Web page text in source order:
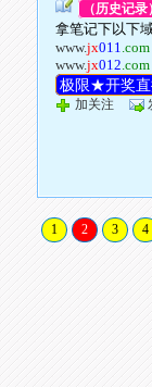
（历史记录
拿笔记下以下
www.jx011.com
www.jx012.com
极限★开奖
加关注
1 2 3 4